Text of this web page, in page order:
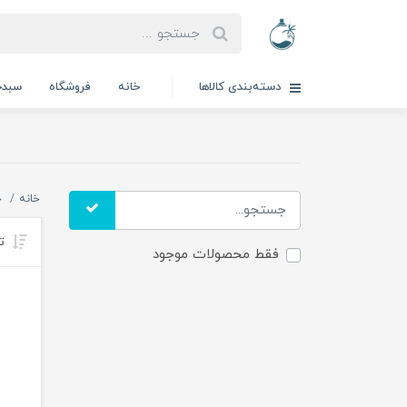
دسته‌بندی کالاها خانه فروشگاه
فقط محصولات موجود
خانه